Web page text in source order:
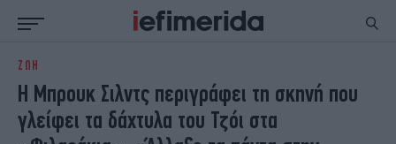
ΕΙΔΗΣΕΙΣ
NON PAPER
ΕΛΛΑΔΑ
ΟΙΚΟΝΟΜΙΑ
ΚΟΣΜΟΣ
ΖΩΗ
Η Μπρουκ Σιλντς περιγράφει τη σκηνή που
γλείφει τα δάχτυλα του Τζόι στα